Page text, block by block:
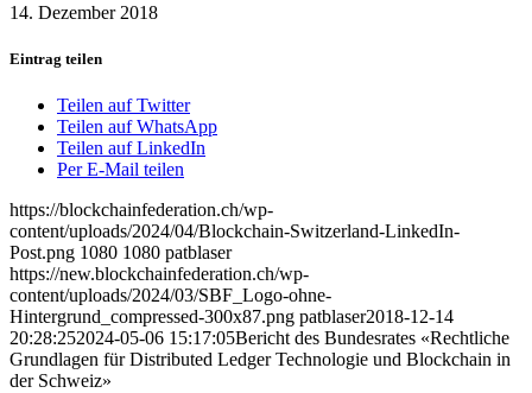
14. Dezember 2018
Eintrag teilen
Teilen auf Twitter
Teilen auf WhatsApp
Teilen auf LinkedIn
Per E-Mail teilen
https://blockchainfederation.ch/wp-
content/uploads/2024/04/Blockchain-Switzerland-LinkedIn-
Post.png 1080 1080 patblaser
https://new.blockchainfederation.ch/wp-
content/uploads/2024/03/SBF_Logo-ohne-
Hintergrund_compressed-300x87.png patblaser2018-12-14
20:28:252024-05-06 15:17:05Bericht des Bundesrates «Rechtliche
Grundlagen für Distributed Ledger Technologie und Blockchain in
der Schweiz»